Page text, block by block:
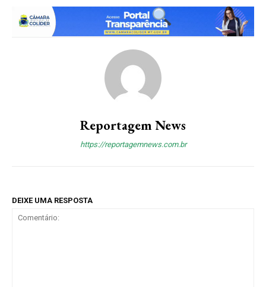
Reportagem News
https://reportagemnews.com.br
DEIXE UMA RESPOSTA